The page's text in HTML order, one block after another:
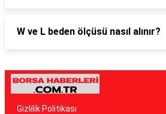
W ve L beden ölçüsü nasıl alınır?
Gizlilik Politikası